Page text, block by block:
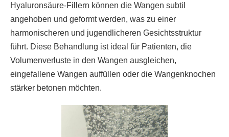
Hyaluronsäure-Fillern können die Wangen subtil
angehoben und geformt werden, was zu einer
harmonischeren und jugendlicheren Gesichtsstruktur
führt. Diese Behandlung ist ideal für Patienten, die
Volumenverluste in den Wangen ausgleichen,
eingefallene Wangen auffüllen oder die Wangenknochen
stärker betonen möchten.